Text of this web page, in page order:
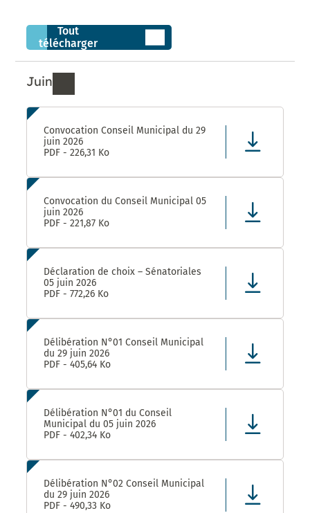
Tout
télécharger
Juin
Ressources de Juin 2026
Convocation Conseil Municipal du 29
juin 2026
PDF - 226,31 Ko
Convocation du Conseil Municipal 05
juin 2026
PDF - 221,87 Ko
Déclaration de choix – Sénatoriales
05 juin 2026
PDF - 772,26 Ko
Délibération N°01 Conseil Municipal
du 29 juin 2026
PDF - 405,64 Ko
Délibération N°01 du Conseil
Municipal du 05 juin 2026
PDF - 402,34 Ko
Délibération N°02 Conseil Municipal
du 29 juin 2026
PDF - 490,33 Ko